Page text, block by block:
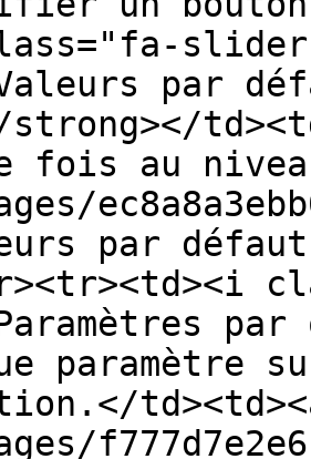
par
strong></
fois au
par
paramètre